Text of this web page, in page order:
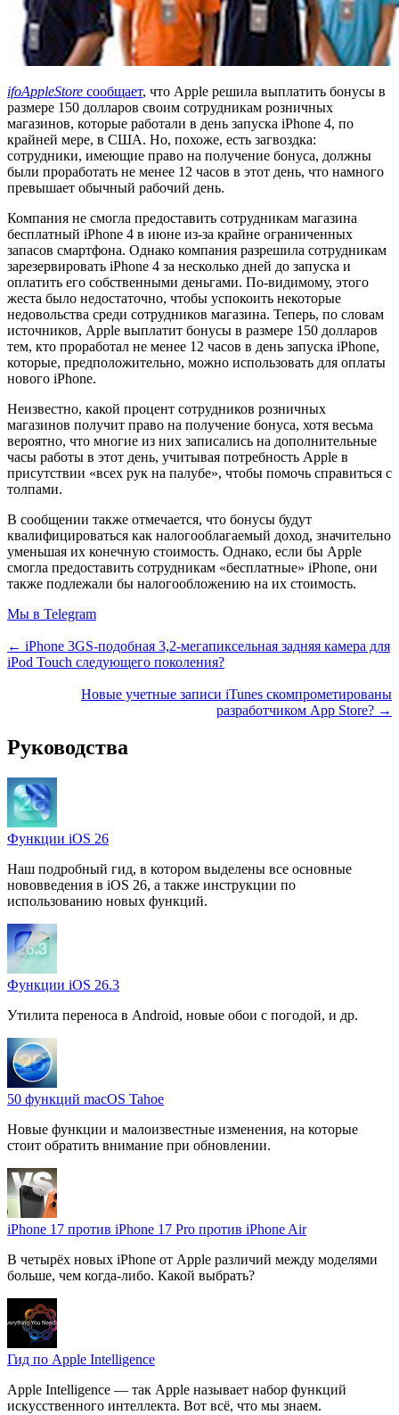
ifoAppleStore сообщает, что Apple решила выплатить бонусы в
размере 150 долларов своим сотрудникам розничных
магазинов, которые работали в день запуска iPhone 4, по
крайней мере, в США. Но, похоже, есть загвоздка:
сотрудники, имеющие право на получение бонуса, должны
были проработать не менее 12 часов в этот день, что намного
превышает обычный рабочий день.
Компания не смогла предоставить сотрудникам магазина
бесплатный iPhone 4 в июне из-за крайне ограниченных
запасов смартфона. Однако компания разрешила сотрудникам
зарезервировать iPhone 4 за несколько дней до запуска и
оплатить его собственными деньгами. По-видимому, этого
жеста было недостаточно, чтобы успокоить некоторые
недовольства среди сотрудников магазина. Теперь, по словам
источников, Apple выплатит бонусы в размере 150 долларов
тем, кто проработал не менее 12 часов в день запуска iPhone,
которые, предположительно, можно использовать для оплаты
нового iPhone.
Неизвестно, какой процент сотрудников розничных
магазинов получит право на получение бонуса, хотя весьма
вероятно, что многие из них записались на дополнительные
часы работы в этот день, учитывая потребность Apple в
присутствии «всех рук на палубе», чтобы помочь справиться с
толпами.
В сообщении также отмечается, что бонусы будут
квалифицироваться как налогооблагаемый доход, значительно
уменьшая их конечную стоимость. Однако, если бы Apple
смогла предоставить сотрудникам «бесплатные» iPhone, они
также подлежали бы налогообложению на их стоимость.
Мы в Telegram
← iPhone 3GS-подобная 3,2-мегапиксельная задняя камера для
iPod Touch следующего поколения?
Новые учетные записи iTunes скомпрометированы
разработчиком App Store? →
Руководства
Функции iOS 26
Наш подробный гид, в котором выделены все основные
нововведения в iOS 26, а также инструкции по
использованию новых функций.
Функции iOS 26.3
Утилита переноса в Android, новые обои с погодой, и др.
50 функций macOS Tahoe
Новые функции и малоизвестные изменения, на которые
стоит обратить внимание при обновлении.
iPhone 17 против iPhone 17 Pro против iPhone Air
В четырёх новых iPhone от Apple различий между моделями
больше, чем когда-либо. Какой выбрать?
Гид по Apple Intelligence
Apple Intelligence — так Apple называет набор функций
искусственного интеллекта. Вот всё, что мы знаем.